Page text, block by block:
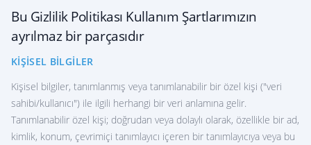
Bu Gizlilik Politikası Kullanım Şartlarımızın
ayrılmaz bir parçasıdır
KIŞISEL BILGILER
Kişisel bilgiler, tanımlanmış veya tanımlanabilir bir özel kişi ("veri
sahibi/kullanıcı") ile ilgili herhangi bir veri anlamına gelir.
Tanımlanabilir özel kişi; doğrudan veya dolaylı olarak, özellikle bir ad,
kimlik, konum, çevrimiçi tanımlayıcı içeren bir tanımlayıcıya veya bu